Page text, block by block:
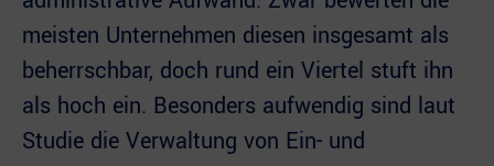
meisten Unternehmen diesen insgesamt als
beherrschbar, doch rund ein Viertel stuft ihn
als hoch ein. Besonders aufwendig sind laut
Studie die Verwaltung von Ein- und